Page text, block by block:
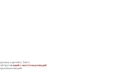
и детей (с 5 лет)
противвшейичесоточных клещей
клещей.